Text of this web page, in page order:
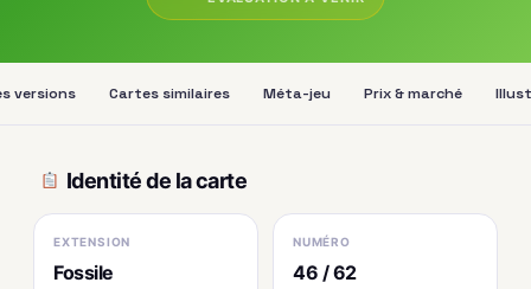
versions Cartes similaires Méta-jeu Prix & marché
Identité de la carte
EXTENSION
Fossile
NUMÉRO
46 / 62